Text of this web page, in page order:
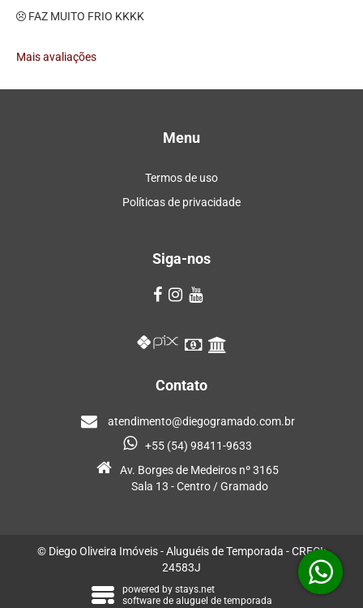
FAZ MUITO FRIO KKKK
Mais avaliações
Menu
Termos de uso
Políticas de privacidade
Siga-nos
Contato
atendimento@diegogramado.com.br
+55 (54) 98411-9633
Av. Borges de Medeiros nº 3165
Sala 13 - Centro / Gramado
© Diego Oliveira Imóveis - Aluguéis de Temporada - CRECI:
24583J
powered by stays.net
software de aluguel de temporada